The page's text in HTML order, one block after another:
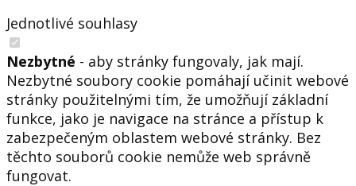
Jednotlivé souhlasy
Nezbytné - aby stránky fungovaly, jak mají.
Nezbytné soubory cookie pomáhají učinit webové
stránky použitelnými tím, že umožňují základní
funkce, jako je navigace na stránce a přístup k
zabezpečeným oblastem webové stránky. Bez
těchto souborů cookie nemůže web správně
fungovat.